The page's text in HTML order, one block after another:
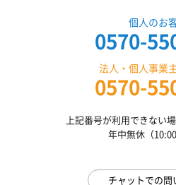
個人のお
0570-
法人・個人事業
0570-
上記番号が利用できない
年中無休（10:00
チャットでの問